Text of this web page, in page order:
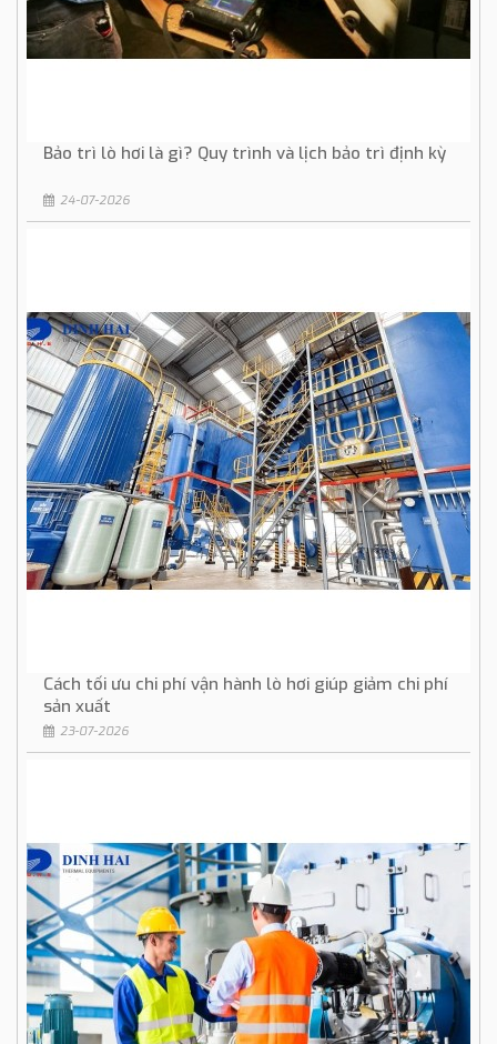
Bảo trì lò hơi là gì? Quy trình và lịch bảo trì định kỳ
24-07-2026
Cách tối ưu chi phí vận hành lò hơi giúp giảm chi phí
sản xuất
23-07-2026